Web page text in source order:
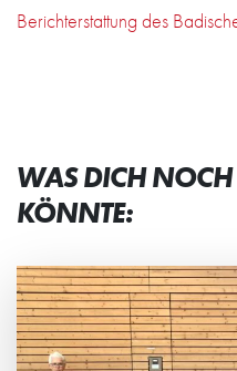
Berichterstattung des
WAS DICH NOCH
KÖNNTE: